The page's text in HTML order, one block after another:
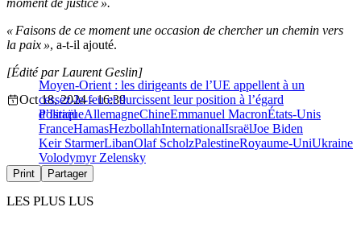
moment de justice ».
« Faisons de ce moment une occasion de chercher un chemin vers
la paix », a-t-il ajouté.
Moyen-Orient : les dirigeants de l’UE appellent à un
cessez-le-feu et durcissent leur position à l’égard
d’Israël
[Édité par Laurent Geslin]
Oct 18, 2024 - 16:39
PolitiqueAllemagneChineEmmanuel MacronÉtats-Unis
FranceHamasHezbollahInternationalIsraëlJoe Biden
Keir StarmerLibanOlaf ScholzPalestineRoyaume-UniUkraine
Volodymyr Zelensky
Print Partager
LES PLUS LUS